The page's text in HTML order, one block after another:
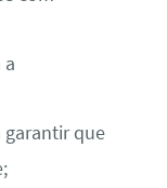
a
garantir que